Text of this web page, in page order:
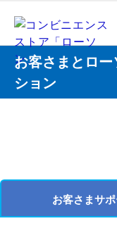
お客さまとロ
ション
お客さまサポ